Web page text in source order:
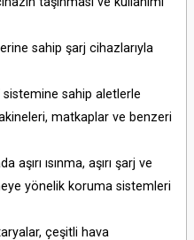
sahip şarj cihazlarıyla
sistemine sahip aletlerle
matkaplar ve benzeri
aşırı ısınma, aşırı şarj ve
yönelik koruma sistemleri
çeşitli hava